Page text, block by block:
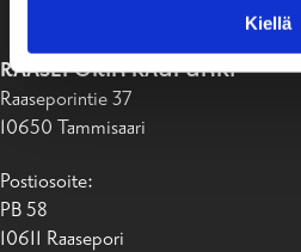
Kiellä
RAASEPORIN KAUPUNKI
Raaseporintie 37
10650 Tammisaari
Postiosoite:
PB 58
10611 Raasepori